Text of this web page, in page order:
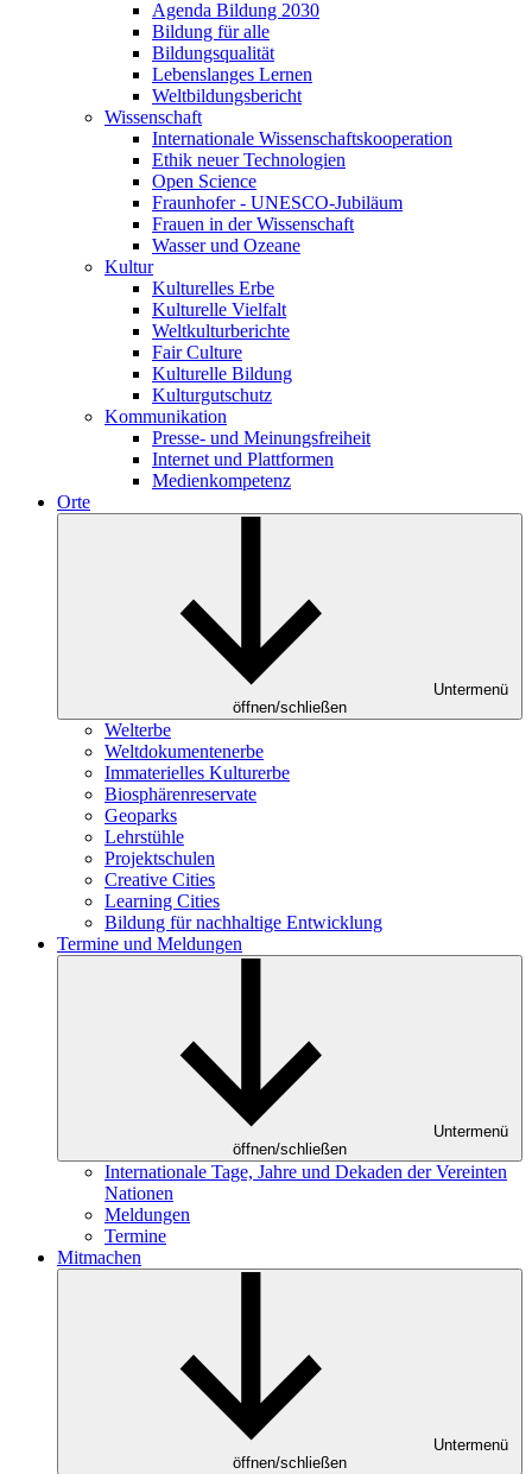
Agenda Bildung 2030
Bildung für alle
Bildungsqualität
Lebenslanges Lernen
Weltbildungsbericht
Wissenschaft
Internationale Wissenschaftskooperation
Ethik neuer Technologien
Open Science
Fraunhofer - UNESCO-Jubiläum
Frauen in der Wissenschaft
Wasser und Ozeane
Kultur
Kulturelles Erbe
Kulturelle Vielfalt
Weltkulturberichte
Fair Culture
Kulturelle Bildung
Kulturgutschutz
Kommunikation
Presse- und Meinungsfreiheit
Internet und Plattformen
Medienkompetenz
Orte
Untermenü
öffnen/schließen
Welterbe
Weltdokumentenerbe
Immaterielles Kulturerbe
Biosphärenreservate
Geoparks
Lehrstühle
Projektschulen
Creative Cities
Learning Cities
Bildung für nachhaltige Entwicklung
Termine und Meldungen
Untermenü
öffnen/schließen
Internationale Tage, Jahre und Dekaden der Vereinten
Nationen
Meldungen
Termine
Mitmachen
Untermenü
öffnen/schließen